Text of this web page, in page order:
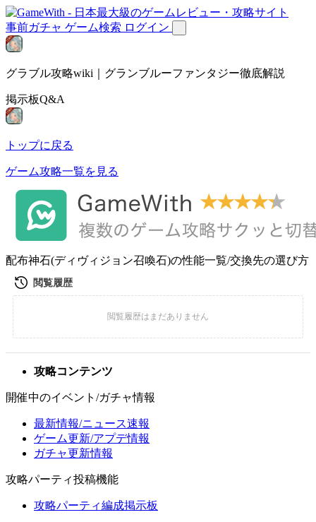
事前ガチャ ゲーム検索 ログイン
グラブル攻略wiki｜グランブルーファンタジー徹底解説
掲示板Q&A
トップに戻る
ゲーム攻略一覧を見る
配布神石(ディヴィジョン召喚石)の性能一覧/交換先の選び方
攻略コンテンツ
開催中のイベント/ガチャ情報
最新情報/ニュース速報
ゲーム更新/アプデ情報
ガチャ更新情報
攻略パーティ投稿機能
攻略パーティ編成掲示板